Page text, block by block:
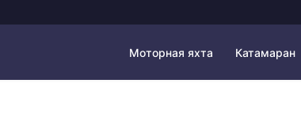
Моторная яхта Катамаран